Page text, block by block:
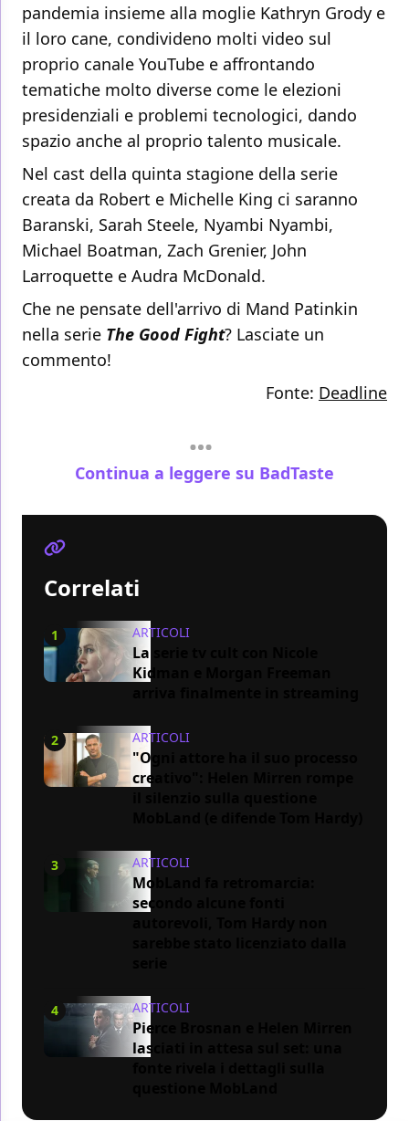
pandemia insieme alla moglie Kathryn Grody e
il loro cane, condivideno molti video sul
proprio canale YouTube e affrontando
tematiche molto diverse come le elezioni
presidenziali e problemi tecnologici, dando
spazio anche al proprio talento musicale.
Nel cast della quinta stagione della serie
creata da Robert e Michelle King ci saranno
Baranski, Sarah Steele, Nyambi Nyambi,
Michael Boatman, Zach Grenier, John
Larroquette e Audra McDonald.
Che ne pensate dell'arrivo di Mand Patinkin
nella serie The Good Fight? Lasciate un
commento!
Fonte: Deadline
Continua a leggere su BadTaste
Correlati
1 ARTICOLI
La serie tv cult con Nicole
Kidman e Morgan Freeman
2 ARTICOLI
"Ogni attore ha il suo processo
creativo": Helen Mirren rompe
3 ARTICOLI
MobLand fa retromarcia:
secondo alcune fonti
4 ARTICOLI
Pierce Brosnan e Helen Mirren
lasciati in attesa sul set: una